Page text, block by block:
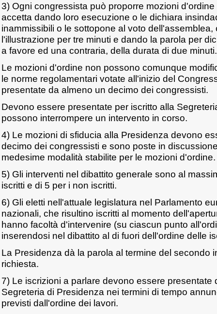
3) Ogni congressista può proporre mozioni
accetta dando loro esecuzione o le dichiara
inammissibili o le sottopone al voto
l'illustrazione per tre minuti e dando la parola per
a favore ed una contraria, della durata di due minuti.
Le mozioni d'ordine non possono comunque
le norme regolamentari votate all'inizio del
presentate da almeno un decimo dei congressisti.
Devono essere presentate per iscritto alla
possono interrompere un intervento in corso.
4) Le mozioni di sfiducia alla Presidenza devono
decimo dei congressisti e sono poste in
medesime modalità stabilite per le mozioni d'ordine.
5) Gli interventi nel dibattito generale sono al
iscritti e di 5 per i non iscritti.
6) Gli eletti nell'attuale legislatura nel Parlamento
nazionali, che risultino iscritti al momento
hanno facoltà d'intervenire (su ciascun punto
inserendosi nel dibattito al di fuori dell'ordine delle
La Presidenza dà la parola al termine del secondo
richiesta.
7) Le iscrizioni a parlare devono essere presentate
Segreteria di Presidenza nei termini di tempo
previsti dall'ordine dei lavori.